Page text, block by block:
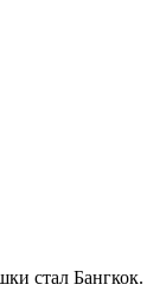
стал Бангкок.